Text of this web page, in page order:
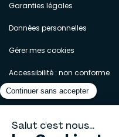
Garanties légales
Données personnelles
Gérer mes cookies
Accessibilité : non conforme